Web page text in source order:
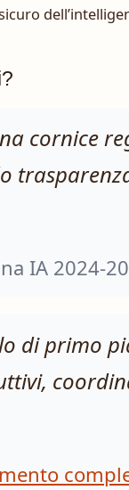
cornice
IA 2024-
di primo